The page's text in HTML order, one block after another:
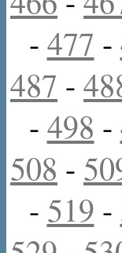
- 477 -
487 -
- 498 -
508 -
- 519 -